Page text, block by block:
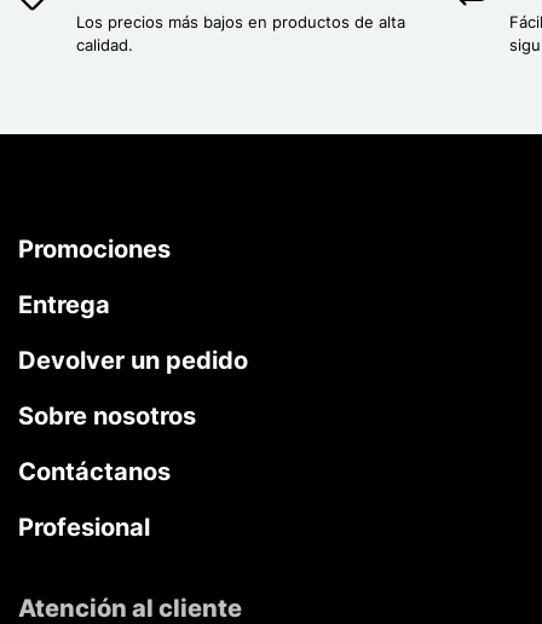
Los precios más bajos en productos de alta
calidad.
Promociones
Entrega
Devolver un pedido
Sobre nosotros
Contáctanos
Profesional
Atención al cliente